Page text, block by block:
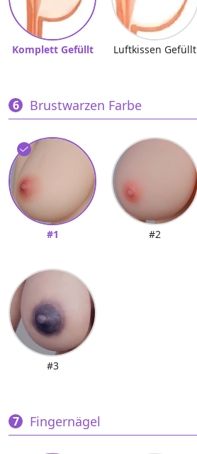
Komplett Gefüllt Luftkissen Gefüllt
Brustwarzen Farbe
#1 #2
#3
Fingernägel